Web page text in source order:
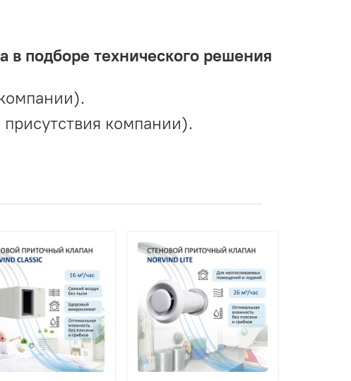
в подборе технического решения
компании).